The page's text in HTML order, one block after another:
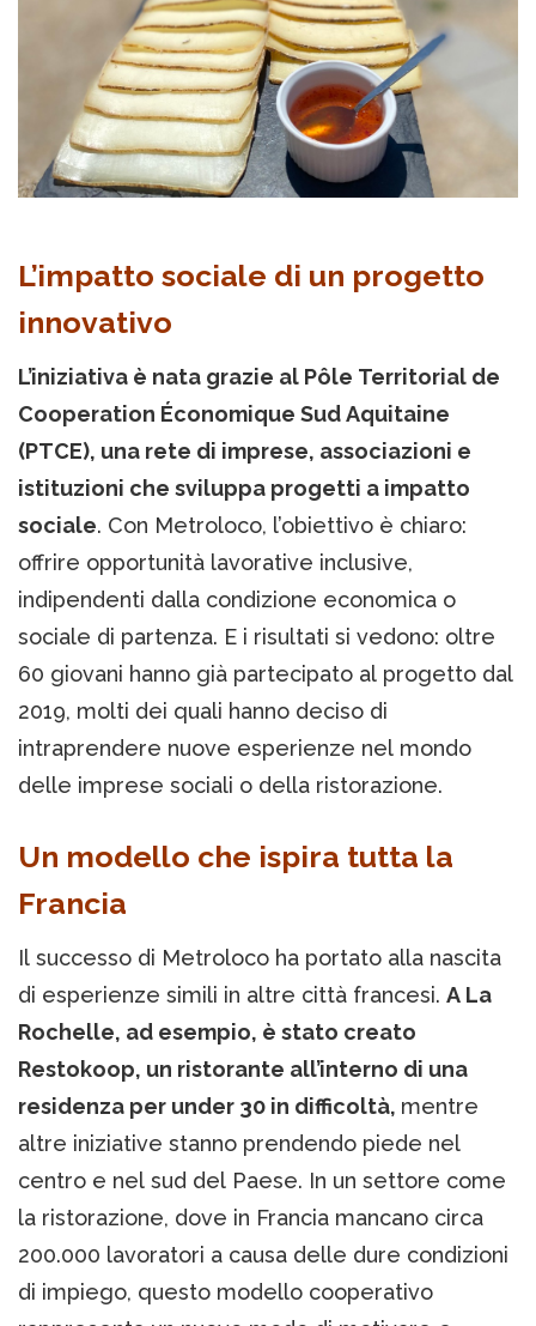
L’impatto sociale di un progetto
innovativo
L’iniziativa è nata grazie al Pôle Territorial de
Cooperation Économique Sud Aquitaine
(PTCE), una rete di imprese, associazioni e
istituzioni che sviluppa progetti a impatto
sociale. Con Metroloco, l’obiettivo è chiaro:
offrire opportunità lavorative inclusive,
indipendenti dalla condizione economica o
sociale di partenza. E i risultati si vedono: oltre
60 giovani hanno già partecipato al progetto dal
2019, molti dei quali hanno deciso di
intraprendere nuove esperienze nel mondo
delle imprese sociali o della ristorazione.
Un modello che ispira tutta la
Francia
Il successo di Metroloco ha portato alla nascita
di esperienze simili in altre città francesi. A La
Rochelle, ad esempio, è stato creato
Restokoop, un ristorante all’interno di una
residenza per under 30 in difficoltà, mentre
altre iniziative stanno prendendo piede nel
centro e nel sud del Paese. In un settore come
la ristorazione, dove in Francia mancano circa
200.000 lavoratori a causa delle dure condizioni
di impiego, questo modello cooperativo